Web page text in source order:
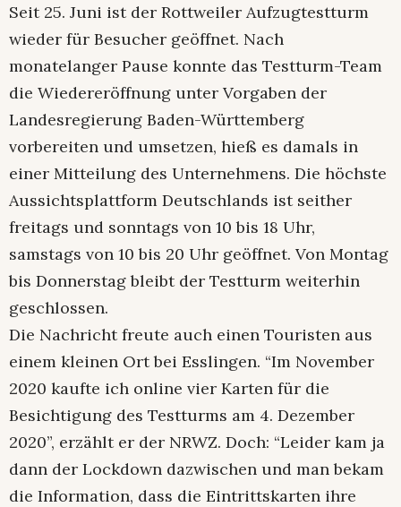
Seit 25. Juni ist der Rottweiler Aufzugtestturm
wieder für Besucher geöffnet. Nach
monatelanger Pause konnte das Testturm-Team
die Wiedereröffnung unter Vorgaben der
Landesregierung Baden-Württemberg
vorbereiten und umsetzen, hieß es damals in
einer Mitteilung des Unternehmens. Die höchste
Aussichtsplattform Deutschlands ist seither
freitags und sonntags von 10 bis 18 Uhr,
samstags von 10 bis 20 Uhr geöffnet. Von Montag
bis Donnerstag bleibt der Testturm weiterhin
geschlossen.
Die Nachricht freute auch einen Touristen aus
einem kleinen Ort bei Esslingen. “Im November
2020 kaufte ich online vier Karten für die
Besichtigung des Testturms am 4. Dezember
2020”, erzählt er der NRWZ. Doch: “Leider kam ja
dann der Lockdown dazwischen und man bekam
die Information, dass die Eintrittskarten ihre